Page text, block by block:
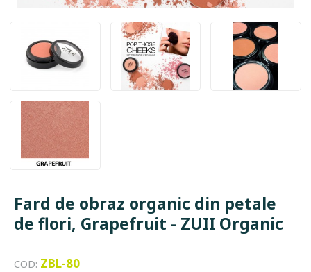
Fard de obraz organic din petale
de flori, Grapefruit - ZUII Organic
COD: ZBL-80